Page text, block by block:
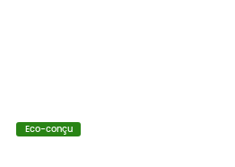
Eco-conçu